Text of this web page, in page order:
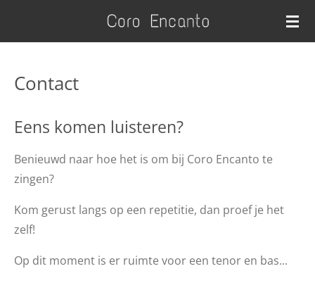
deContact
Eens komen luisteren?
Benieuwd naar hoe het is om bij Coro Encanto te
zingen?
Kom gerust langs op een repetitie, dan proef je het
zelf!
Op dit moment is er ruimte voor een tenor en bas...